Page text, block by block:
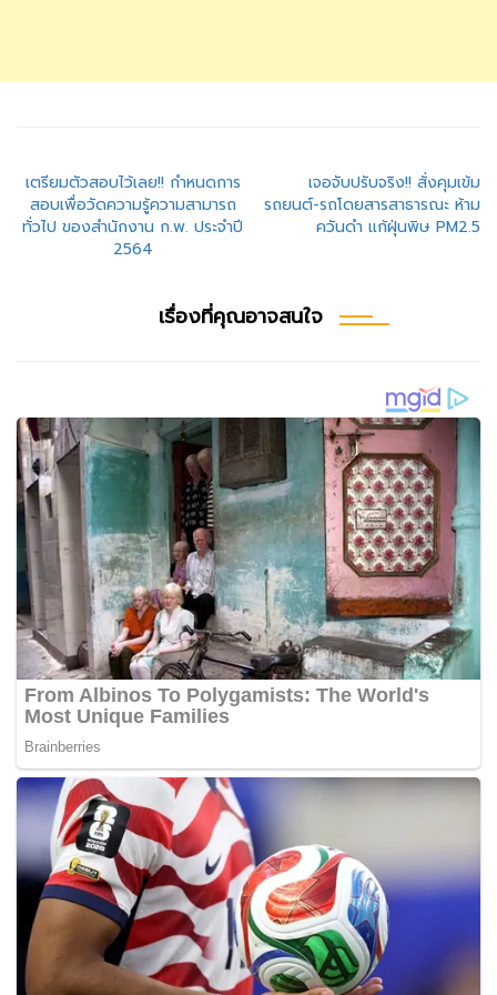
แนะแนว
เรื่อง
เตรียมตัวสอบไว้เลย!! กำหนดการ
สอบเพื่อวัดความรู้ความสามารถ
ทั่วไป ของสำนักงาน ก.พ. ประจําปี
2564
เจอจับปรับจริง!! สั่งคุมเข้ม
รถยนต์-รถโดยสารสาธารณะ ห้าม
ควันดำ แก้ฝุ่นพิษ PM2.5
เรื่องที่คุณอาจสนใจ